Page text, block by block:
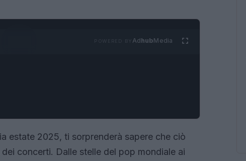
AdhubMedia
estate 2025, ti sorprenderà sapere che ciò
concerti. Dalle stelle del pop mondiale ai